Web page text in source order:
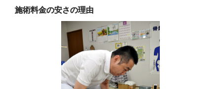
施術料金の安さの理由